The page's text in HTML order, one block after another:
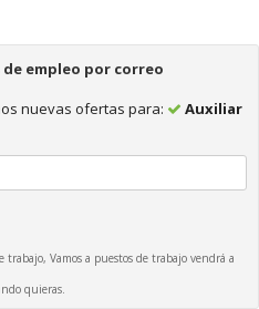
empleo por correo
nuevas ofertas para:
Auxiliar
Vamos a puestos de trabajo vendrá a
quieras.